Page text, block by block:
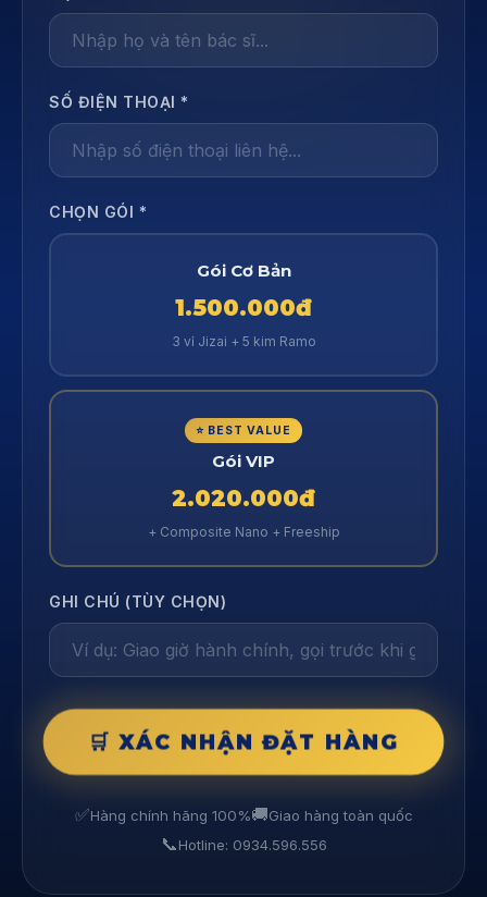
SỐ ĐIỆN THOẠI *
CHỌN GÓI *
Gói Cơ Bản
1.500.000đ
3 vỉ Jizai + 5 kim Ramo
⭐ BEST VALUE
Gói VIP
2.020.000đ
+ Composite Nano + Freeship
GHI CHÚ (TÙY CHỌN)
🛒 XÁC NHẬN ĐẶT HÀNG
✅Hàng chính hãng 100%🚚Giao hàng toàn quốc
📞Hotline: 0934.596.556